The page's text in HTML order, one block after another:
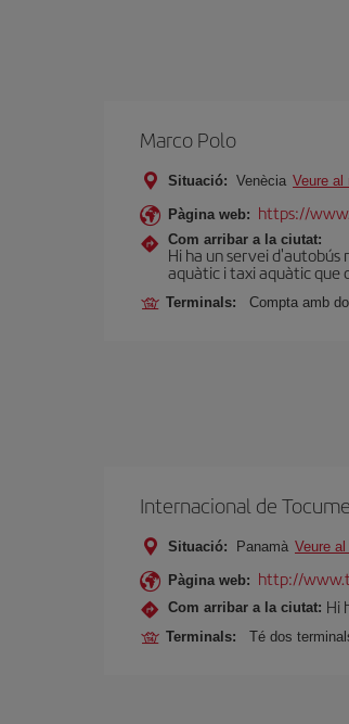
Marco Polo
Situació: Venècia Veure al
Pàgina web: https://
Com arribar a la ciutat:
Hi ha un servei
aquàtic i taxi aquàtic que
Terminals: Compta amb
Internacional de
Situació: Panamà Veure
Pàgina web: http://
Com arribar a la ciutat: Hi
Terminals: Té dos